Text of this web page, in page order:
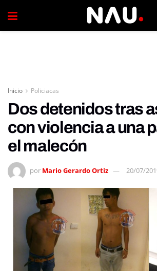
Inicio Policiacas
Dos detenidos tras
con violencia a una
el malecón
por Mario Gerardo Ortiz 20/07/